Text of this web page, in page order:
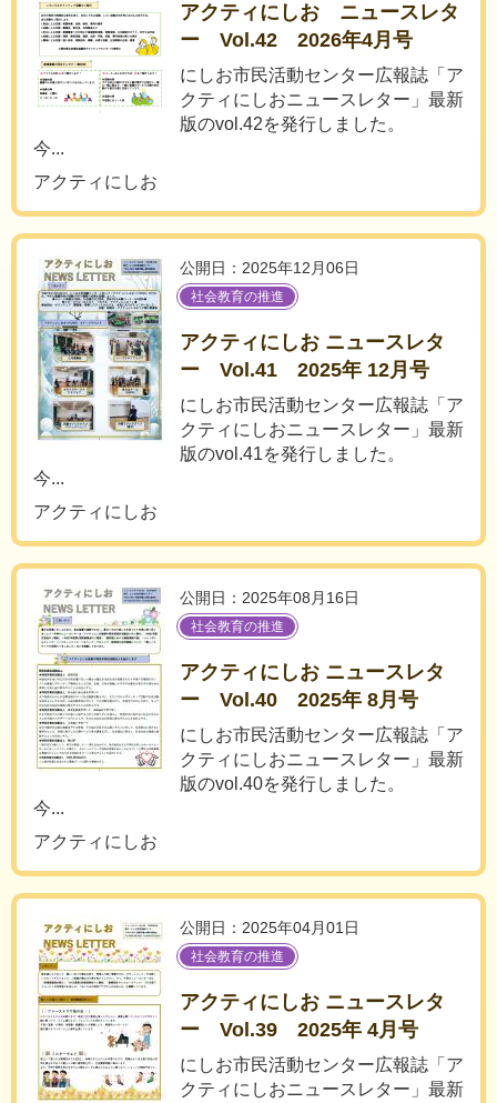
アクティにしお ニュースレタ
ー Vol.42 2026年4月号
にしお市民活動センター広報誌「ア
クティにしおニュースレター」最新
版のvol.42を発行しました。
今...
アクティにしお
公開日：2025年12月06日
社会教育の推進
アクティにしお ニュースレタ
ー Vol.41 2025年 12月号
にしお市民活動センター広報誌「ア
クティにしおニュースレター」最新
版のvol.41を発行しました。
今...
アクティにしお
公開日：2025年08月16日
社会教育の推進
アクティにしお ニュースレタ
ー Vol.40 2025年 8月号
にしお市民活動センター広報誌「ア
クティにしおニュースレター」最新
版のvol.40を発行しました。
今...
アクティにしお
公開日：2025年04月01日
社会教育の推進
アクティにしお ニュースレタ
ー Vol.39 2025年 4月号
にしお市民活動センター広報誌「ア
クティにしおニュースレター」最新